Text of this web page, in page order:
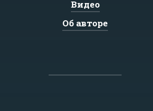
Видео
Об авторе